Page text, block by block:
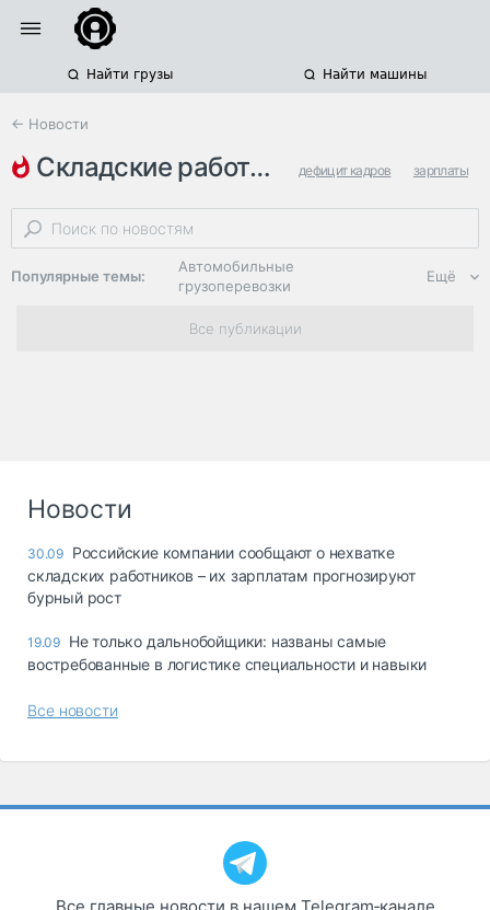
Найти грузы Найти машины
← Новости
складские работники дефицит кадров зарплаты
грузчики
Популярные темы:
Автомобильные
грузоперевозки
Региональная
логистика
опасные грузы
Таможня и ВЭД
Коммерческий
Автосервис,
запчасти, шины
Ещё
Все публикации
Новости
30.09 Российские компании сообщают о нехватке
складских работников – их зарплатам прогнозируют
бурный рост
19.09 Не только дальнобойщики: названы самые
востребованные в логистике специальности и навыки
Все новости